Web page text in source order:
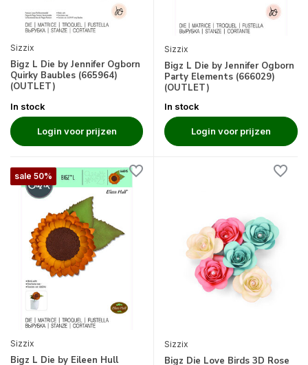
Sizzix
Bigz L Die by Jennifer Ogborn
Quirky Baubles (665964)
(OUTLET)
In stock
Login voor prijzen
Sizzix
Bigz L Die by Jennifer Ogborn
Party Elements (666029)
(OUTLET)
In stock
Login voor prijzen
sale 50%
Sizzix
Bigz L Die by Eileen Hull
Sizzix
Bigz Die Love Birds 3D Rose